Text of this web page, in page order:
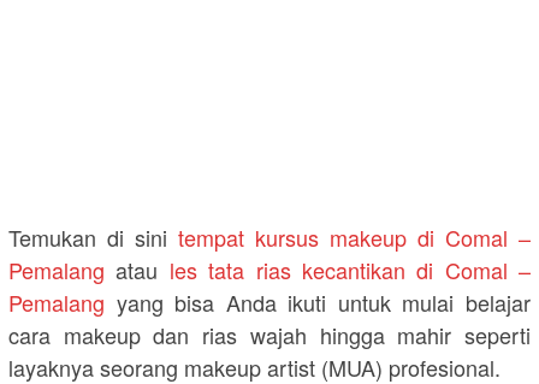
Temukan di sini tempat kursus makeup di Comal –
Pemalang atau les tata rias kecantikan di Comal –
Pemalang yang bisa Anda ikuti untuk mulai belajar
cara makeup dan rias wajah hingga mahir seperti
layaknya seorang makeup artist (MUA) profesional.